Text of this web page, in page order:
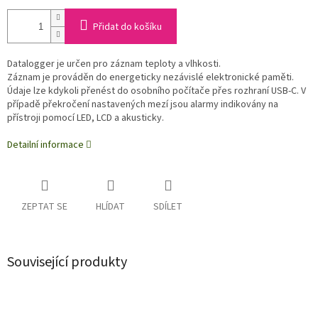
Přidat do košíku
Datalogger je určen pro záznam teploty a vlhkosti.
Záznam je prováděn do energeticky nezávislé elektronické paměti.
Údaje lze kdykoli přenést do osobního počítače přes rozhraní USB-C. V
případě překročení nastavených mezí jsou alarmy indikovány na
přístroji pomocí LED, LCD a akusticky.
Detailní informace
ZEPTAT SE HLÍDAT SDÍLET
Související produkty